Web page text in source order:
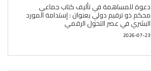
دعوة للمساهمة في تأليف كتاب جماعي
محكم ذو ترقيم دولي بعنوان : إستدامة المورد
البشري في عصر التحول الرقمي
2026-07-23